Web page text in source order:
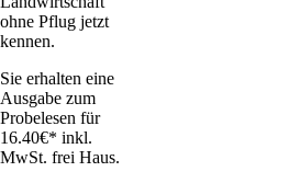
ohne Pflug jetzt
kennen.
Sie erhalten eine
Ausgabe zum
Probelesen für
16.40€* inkl.
MwSt. frei Haus.